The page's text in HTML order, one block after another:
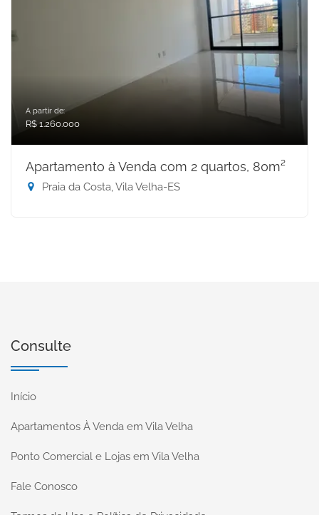
A partir de:
R$ 1.260.000
Apartamento à Venda com 2 quartos, 80m²
Praia da Costa, Vila Velha-ES
Consulte
Início
Apartamentos À Venda em Vila Velha
Ponto Comercial e Lojas em Vila Velha
Fale Conosco